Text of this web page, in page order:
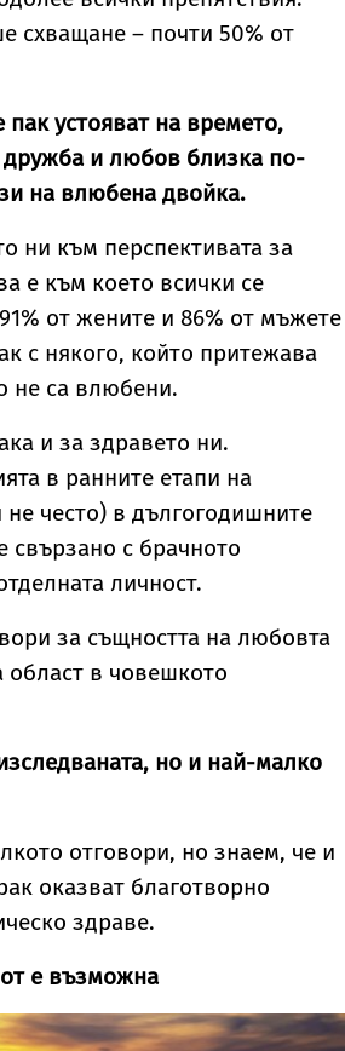
схващане – почти 50% от
устояват на времето,
дружба и любов близка по-
на влюбена двойка.
ни към перспективата за
е към което всички се
от жените и 86% от мъжете
с някого, който притежава
не са влюбени.
и за здравето ни.
в ранните етапи на
често) в дългогодишните
свързано с брачното
личност.
за същността на любовта
в човешкото
но и най-малко
отговори, но знаем, че и
оказват благотворно
здраве.
е възможна